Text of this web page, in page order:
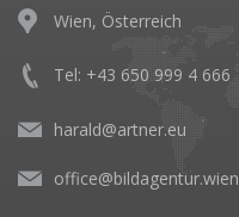
Wien, Österreich
Tel: +43 650 999 4 666
harald@artner.eu
office@bildagentur.wien